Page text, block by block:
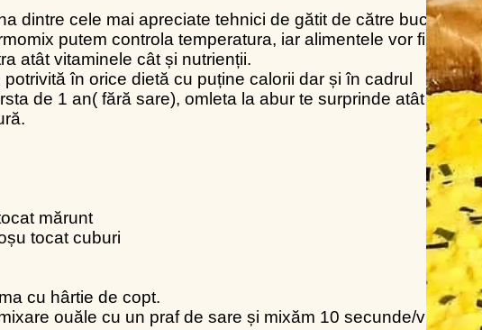
dintre cele mai apreciate tehnici de gătit de către bucătarii
putem controla temperatura, iar alimentele vor fi gătite
atât vitaminele cât și nutrienții.
în orice dietă cu puține calorii dar și în cadrul
de 1 an( fără sare), omleta la abur te surprinde atât
mărunt
tocat cuburi
cu hârtie de copt.
ouăle cu un praf de sare și mixăm 10 secunde/viteza 4.